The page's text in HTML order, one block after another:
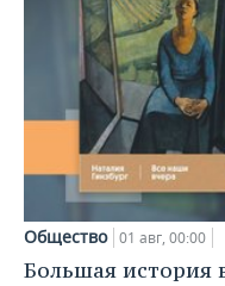
Общество 01 авг, 00:00
Большая история